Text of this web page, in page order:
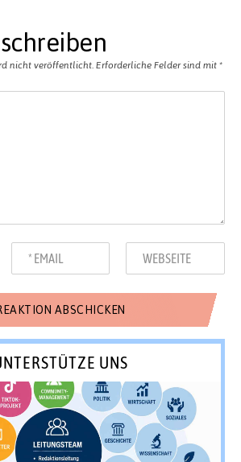
nicht veröffentlicht.Erforderliche Felder sind mit *
UNS